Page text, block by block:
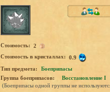
Стоимость: 2
Стоимость в кристаллах: 0.9
Tип предмета:
Боеприпасы
Группа боеприпасов:
Восстановление I
(Боеприпасы одной группы не